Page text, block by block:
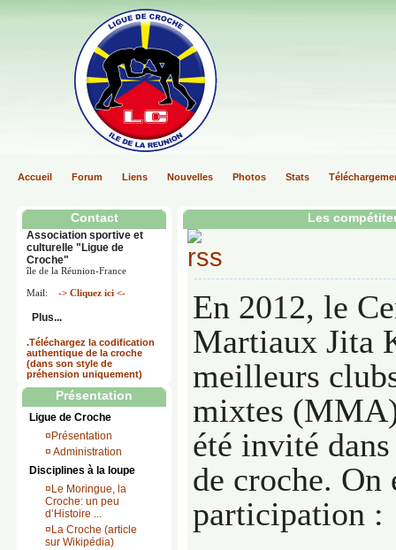
Accueil Forum Liens Nouvelles Photos Stats
Contact
Association sportive et
culturelle "Ligue de
Croche"
île de la Réunion-France
Mail: -> Cliquez ici <-
Plus...
.Téléchargez la codification
authentique de la croche
(dans son style de
préhension uniquement)
Présentation
Ligue de Croche
¤ Présentation
¤ Administration
Disciplines à la loupe
¤ Le Moringue, la
Croche: un peu
d’Histoire ...
¤ La Croche (article
sur Wikipédia)
Les
En 2012, le
Martiaux Jita
meilleurs
mixtes
été invité
de croche. On
participation :